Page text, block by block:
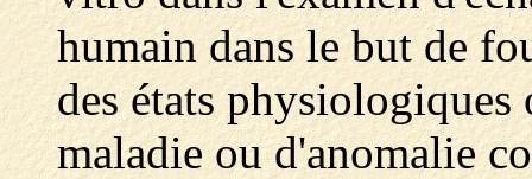
humain dans le but de
des états physiologiques
maladie ou d'anomalie